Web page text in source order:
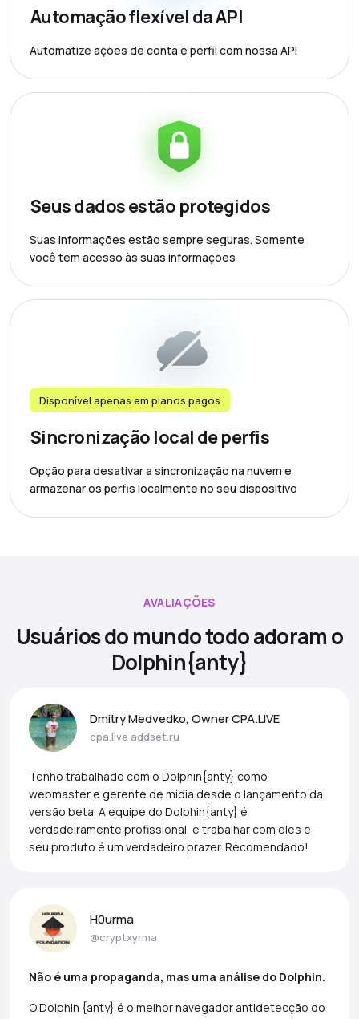
Automação flexível da API
Automatize ações de conta e perfil com nossa API
Seus dados estão protegidos
Suas informações estão sempre seguras. Somente
você tem acesso às suas informações
Disponível apenas em planos pagos
Sincronização local de perfis
Opção para desativar a sincronização na nuvem e
armazenar os perfis localmente no seu dispositivo
AVALIAÇÕES
Usuários do mundo todo adoram o
Dolphin{anty}
Dmitry Medvedko, Owner CPA.LIVE
cpa.live addset.ru
Tenho trabalhado com o Dolphin{anty} como
webmaster e gerente de mídia desde o lançamento da
versão beta. A equipe do Dolphin{anty} é
verdadeiramente profissional, e trabalhar com eles e
seu produto é um verdadeiro prazer. Recomendado!
H0urma
@cryptxyrma
Não é uma propaganda, mas uma análise do Dolphin.
O Dolphin {anty} é o melhor navegador antidetecção do